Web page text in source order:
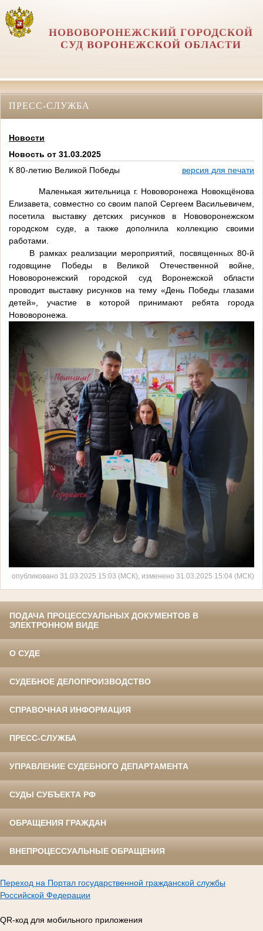
НОВОВОРОНЕЖСКИЙ ГОРОДСКОЙ
СУД ВОРОНЕЖСКОЙ ОБЛАСТИ
ПРЕСС-СЛУЖБА
Новости
Новость от 31.03.2025
К 80-летию Великой Победы
версия для печати
Маленькая жительница г. Нововоронежа Новокщёнова
Елизавета, совместно со своим папой Сергеем Васильевичем,
посетила выставку детских рисунков в Нововоронежском
городском суде, а также дополнила коллекцию своими
работами.
В рамках реализации мероприятий, посвященных 80-й
годовщине Победы в Великой Отечественной войне,
Нововоронежский городской суд Воронежской области
проводит выставку рисунков на тему «День Победы глазами
детей», участие в которой принимают ребята города
Нововоронежа.
опубликовано 31.03.2025 15:03 (МСК), изменено 31.03.2025 15:04 (МСК)
ПОДАЧА ПРОЦЕССУАЛЬНЫХ ДОКУМЕНТОВ В
ЭЛЕКТРОННОМ ВИДЕ
О СУДЕ
СУДЕБНОЕ ДЕЛОПРОИЗВОДСТВО
СПРАВОЧНАЯ ИНФОРМАЦИЯ
ПРЕСС-СЛУЖБА
УПРАВЛЕНИЕ СУДЕБНОГО ДЕПАРТАМЕНТА
СУДЫ СУБЪЕКТА РФ
ОБРАЩЕНИЯ ГРАЖДАН
ВНЕПРОЦЕССУАЛЬНЫЕ ОБРАЩЕНИЯ
Переход на Портал государственной гражданской службы
Российской Федерации
QR-код для мобильного приложения